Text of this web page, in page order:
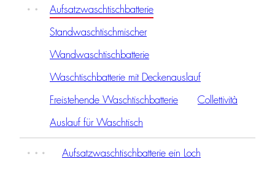
Aufsatzwaschtischbatterie
Standwaschtischmischer
Wandwaschtischbatterie
Waschtischbatterie mit Deckenauslauf
Freistehende Waschtischbatterie Collettività
Auslauf für Waschtisch
Aufsatzwaschtischbatterie ein Loch